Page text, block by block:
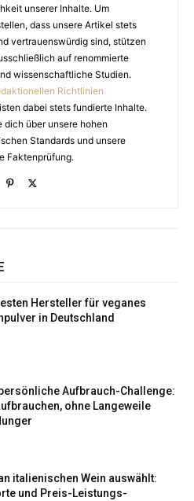
unserer Inhalte. Um
dass unsere Artikel stets
vertrauenswürdig sind, stützen
auf renommierte
wissenschaftliche Studien.
Richtlinien
dabei stets fundierte Inhalte.
dich über unsere hohen
Standards und unsere
Faktenprüfung.
Hersteller für veganes
in Deutschland
Aufbrauch-Challenge:
ohne Langeweile
italienischen Wein auswählt:
und Preis-Leistungs-